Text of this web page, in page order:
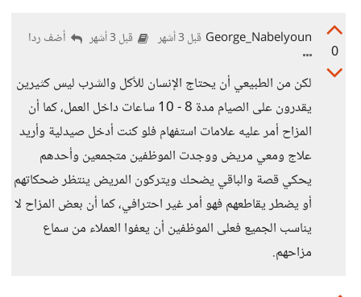
0
George_Nabelyoun قبل 3 أشهر قبل 3 أشهر أضف ردا
لكن من الطبيعي أن يحتاج الإنسان للأكل والشرب ليس كثيرين
يقدرون على الصيام مدة 8 - 10 ساعات داخل العمل، كما أن
المزاح أمر عليه علامات استفهام فلو كنت أدخل صيدلية وأريد
علاج ومعي مريض ووجدت الموظفين متجمعين وأحدهم
يحكي قصة والباقي يضحك ويتركون المريض ينتظر ضحكاتهم
أو يضطر يقاطعهم فهو أمر غير احترافي، كما أن بعض المزاح لا
يناسب الجميع فعلى الموظفين أن يعفوا العملاء من سماع
مزاحهم.